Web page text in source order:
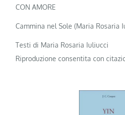
CON AMORE
Cammina nel Sole (Maria Rosaria
Testi di Maria Rosaria Iuliucci
Riproduzione consentita con